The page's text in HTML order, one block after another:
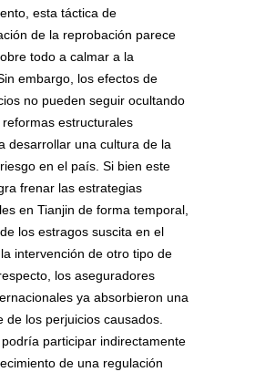
esta táctica de
de la reprobación parece
todo a calmar a la
embargo, los efectos de
no pueden seguir ocultando
estructurales
desarrollar una cultura de la
en el país. Si bien este
frenar las estrategias
en Tianjin de forma temporal,
los estragos suscita en el
intervención de otro tipo de
los aseguradores
ya absorbieron una
de los perjuicios causados.
participar indirectamente
de una regulación